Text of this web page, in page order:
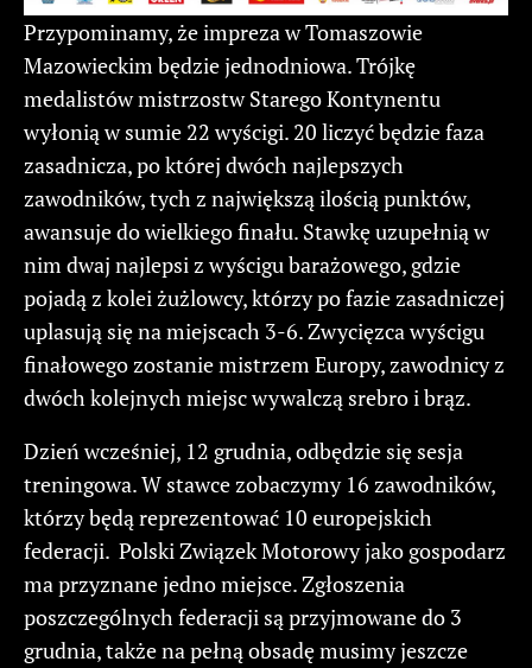
Przypominamy, że impreza w Tomaszowie
Mazowieckim będzie jednodniowa. Trójkę
medalistów mistrzostw Starego Kontynentu
wyłonią w sumie 22 wyścigi. 20 liczyć będzie faza
zasadnicza, po której dwóch najlepszych
zawodników, tych z największą ilością punktów,
awansuje do wielkiego finału. Stawkę uzupełnią w
nim dwaj najlepsi z wyścigu barażowego, gdzie
pojadą z kolei żużlowcy, którzy po fazie zasadniczej
uplasują się na miejscach 3-6. Zwycięzca wyścigu
finałowego zostanie mistrzem Europy, zawodnicy z
dwóch kolejnych miejsc wywalczą srebro i brąz.
Dzień wcześniej, 12 grudnia, odbędzie się sesja
treningowa. W stawce zobaczymy 16 zawodników,
którzy będą reprezentować 10 europejskich
federacji. Polski Związek Motorowy jako gospodarz
ma przyznane jedno miejsce. Zgłoszenia
poszczególnych federacji są przyjmowane do 3
grudnia, także na pełną obsadę musimy jeszcze